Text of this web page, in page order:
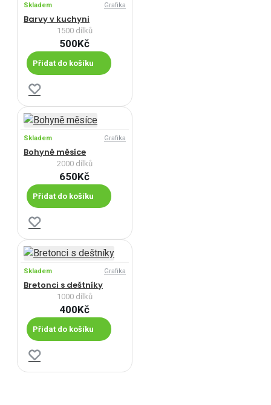
Skladem Grafika
Barvy v kuchyni
1500 dílků
500Kč
Přidat do košíku
Skladem Grafika
Bohyně měsíce
2000 dílků
650Kč
Přidat do košíku
Skladem Grafika
Bretonci s deštníky
1000 dílků
400Kč
Přidat do košíku